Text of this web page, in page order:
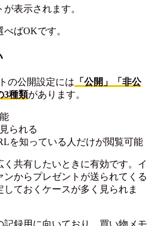
表示されます。
ばOKです。
の公開設定には 「公開」「非公
3種類があります。
られる
を知っている人だけが閲覧可能
く共有したいときに有効です。イ
ンからプレゼントが送られてくる
ておくケースが多く見られま
録用に向いており、買い物メモ